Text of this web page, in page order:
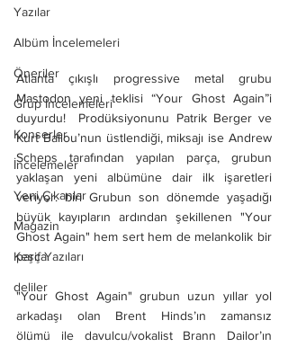
Yazılar
Albüm İncelemeleri
Öneriler
Grup İncelemeleri
Konserler
İncelemeler
Yeni Çıkanlar
Magazin
Keşif Yazıları
deliler
Atlanta çıkışlı progressive metal grubu
Mastodon yeni teklisi “Your Ghost Again”i
duyurdu!  Prodüksiyonunu Patrik Berger ve
Kurt Ballou’nun üstlendiği, miksajı ise Andrew
Scheps tarafından yapılan parça, grubun
yaklaşan yeni albümüne dair ilk işaretleri
veriyor. biri Grubun son dönemde yaşadığı
büyük kayıpların ardından şekillenen "Your
Ghost Again" hem sert hem de melankolik bir
parça.
"Your Ghost Again" grubun uzun yıllar yol
arkadaşı olan Brent Hinds’ın zamansız
ölümü ile davulcu/vokalist Brann Dailor’ın